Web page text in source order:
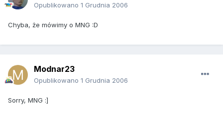
Opublikowano 1 Grudnia 2006
Chyba, że mówimy o MNG :D
Modnar23
Opublikowano 1 Grudnia 2006
Sorry, MNG :]